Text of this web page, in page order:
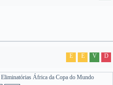
E E V D
Eliminatórias África da Copa do Mundo